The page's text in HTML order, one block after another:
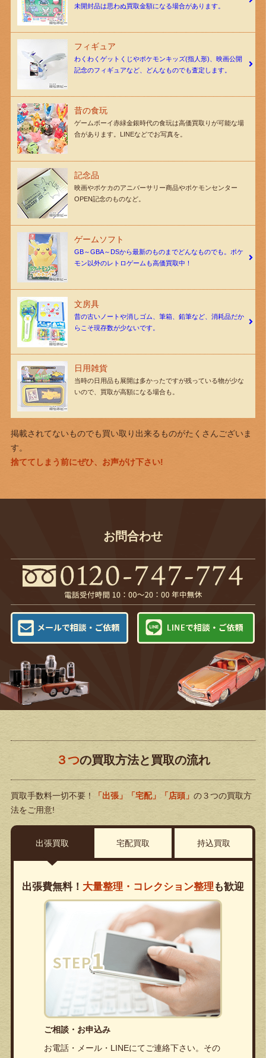
未開封品は思わぬ買取金額になる場合があります。
フィギュア
わくわくゲットくじやポケモンキッズ(指人形)、映画公開
記念のフィギュアなど、どんなものでも査定します。
昔の食玩
ゲームボーイ赤緑金銀時代の食玩は高価買取りが可能な場
合があります。LINEなどでお写真を。
記念品
映画やポケカのアニバーサリー商品やポケモンセンター
OPEN記念のものなど。
ゲームソフト
GB～GBA～DSから最新のものまでどんなものでも。ポケ
モン以外のレトロゲームも高価買取中！
文房具
昔の古いノートや消しゴム、筆箱、鉛筆など、消耗品だか
らこそ現存数が少ないです。
日用雑貨
当時の日用品も展開は多かったですが残っている物が少な
いので、買取が高額になる場合も。
掲載されてないものでも買い取り出来るものがたくさんございま
す。
捨ててしまう前にぜひ、お声がけ下さい!
お問合わせ
３つの買取方法と買取の流れ
買取手数料一切不要！ 「出張」「宅配」「店頭」 の３つの買取方
法をご用意!
出張買取 宅配買取 持込買取
出張費無料！ 大量整理・コレクション整理 も歓迎
ご相談・お申込み
お電話・メール・LINEにてご連絡下さい。その